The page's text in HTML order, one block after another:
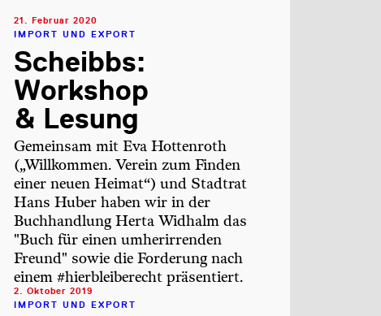
21. Februar 2020
IMPORT UND EXPORT
Scheibbs:
Workshop
& Lesung
Gemeinsam mit Eva Hottenroth
(„Willkommen. Verein zum Finden
einer neuen Heimat“) und Stadtrat
Hans Huber haben wir in der
Buchhandlung Herta Widhalm das
"Buch für einen umherirrenden
Freund" sowie die Forderung nach
einem #hierbleiberecht präsentiert.
2. Oktober 2019
IMPORT UND EXPORT